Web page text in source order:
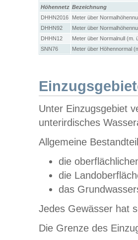
Höhennetz Bezeichnung
DHHN2016
Meter über
DHHN92
Meter über
DHHN12
Meter über Normalnull (m.
SNN76
Meter über Höhennormal
Unter Einzugsgebiet
unterirdisches
Allgemeine
die
die
das
Jedes Gewässer hat
Die Grenze des